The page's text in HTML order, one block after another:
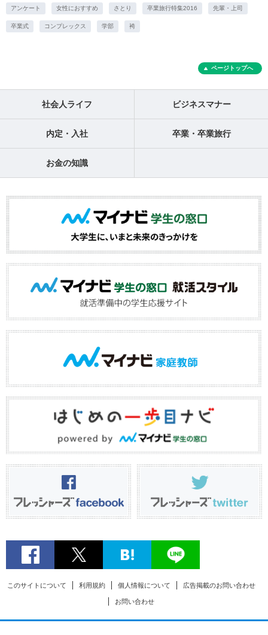
アンケート 女性におすすめ さとり 卒業旅行特集2016 先輩・上司
卒業式 コンプレックス 学部 袴
ページトップへ
社会人ライフ ビジネスマナー
内定・入社 卒業・卒業旅行
お金の知識
このサイトについて 利用規約 個人情報について 広告掲載のお問い合わせ
お問い合わせ